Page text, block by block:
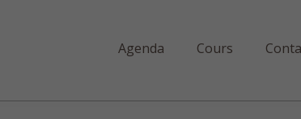
Agenda Cours